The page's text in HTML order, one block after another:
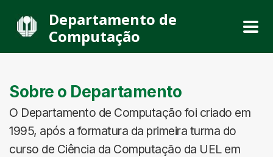
Departamento de
Computação
Sobre o Departamento
O Departamento de Computação foi criado em
1995, após a formatura da primeira turma do
curso de Ciência da Computação da UEL em